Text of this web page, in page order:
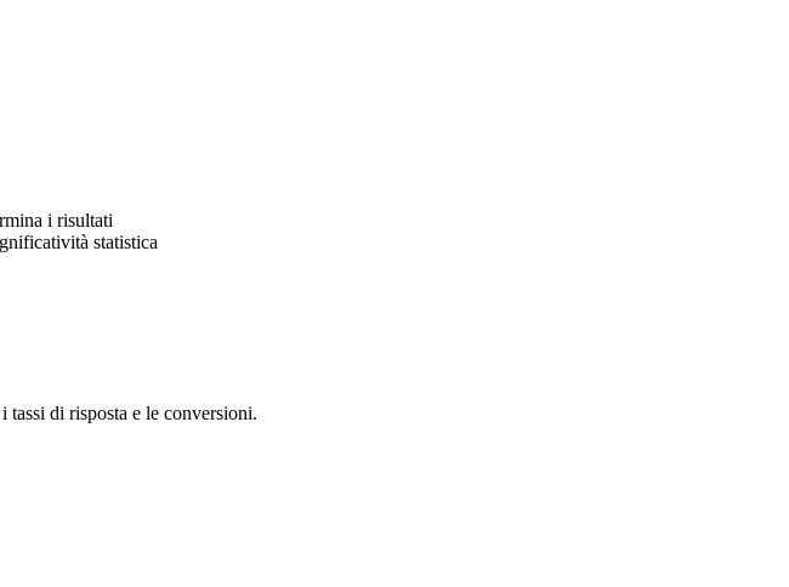
i risultati
statistica
tassi di risposta e le conversioni.